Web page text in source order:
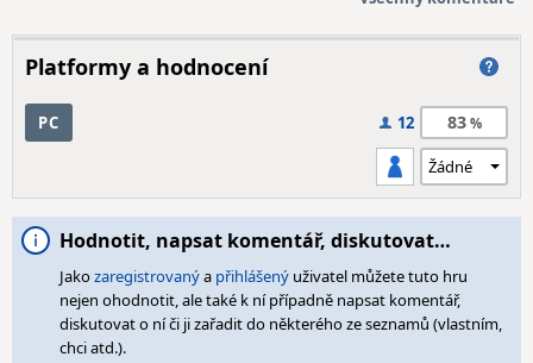
Platformy a hodnocení
PC 12 83
Hodnotit, napsat komentář, diskutovat…
Jakozaregistrovanýa přihlášený uživatel můžete tuto hru
nejen ohodnotit, ale také k ní případně napsat komentář,
diskutovat o ní či ji zařadit do některého ze seznamů (vlastním,
chci atd.).